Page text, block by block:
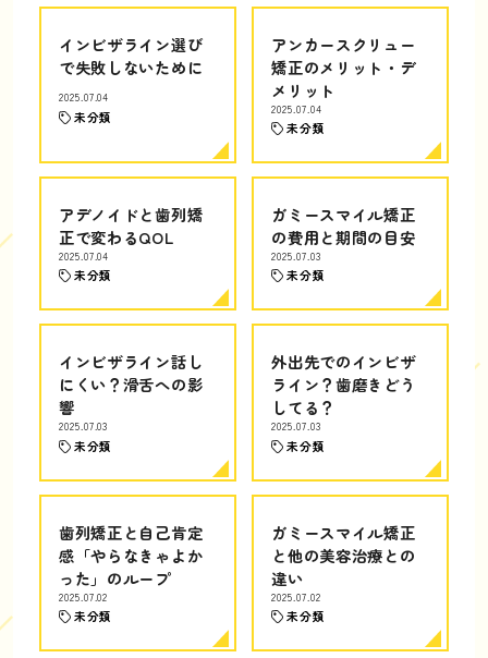
インビザライン選び
で失敗しないために
2025.07.04
未分類
アンカースクリュー
矯正のメリット・デ
メリット
2025.07.04
未分類
アデノイドと歯列矯
正で変わるQOL
2025.07.04
未分類
ガミースマイル矯正
の費用と期間の目安
2025.07.03
未分類
インビザライン話し
にくい？滑舌への影
響
2025.07.03
未分類
外出先でのインビザ
ライン？歯磨きどう
してる？
2025.07.03
未分類
歯列矯正と自己肯定
感「やらなきゃよか
った」のループ
2025.07.02
未分類
ガミースマイル矯正
と他の美容治療との
違い
2025.07.02
未分類